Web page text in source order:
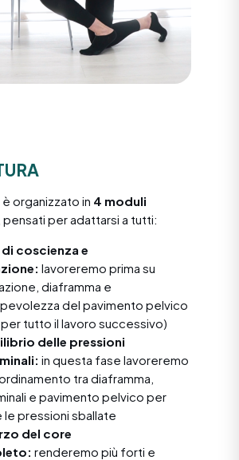
organizzato in 4 moduli
, pensati per adattarsi a tutti:
di coscienza e
lavoreremo prima su
diaframma e
del pavimento pelvico
tutto il lavoro successivo)
delle pressioni
in questa fase lavoreremo
tra diaframma,
e pavimento pelvico per
le pressioni sballate
del core
renderemo più forti e